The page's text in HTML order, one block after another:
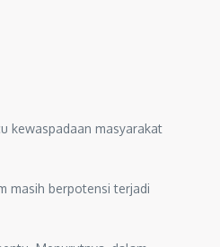
kewaspadaan masyarakat
masih berpotensi terjadi